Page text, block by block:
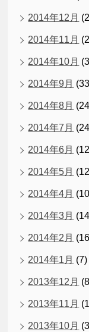
2014年12月
2014年11月
2014年10月
2014年9月
2014年8月
2014年7月
2014年6月
2014年5月
2014年4月
2014年3月
2014年2月
2014年1月 (7)
2013年12月
2013年11月
2013年10月